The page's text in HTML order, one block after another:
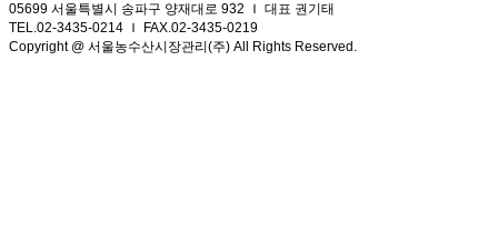
05699 서울특별시 송파구 양재대로 932 Ｉ 대표 권기태
TEL.02-3435-0214 Ｉ FAX.02-3435-0219
Copyright @ 서울농수산시장관리(주) All Rights Reserved.